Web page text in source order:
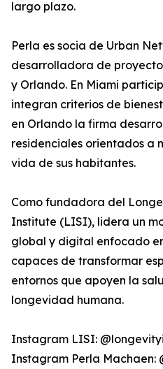
largo plazo.
Perla es socia de Urban
desarrolladora de
y Orlando. En Miami
integran criterios de
en Orlando la firma
residenciales orientados a
vida de sus habitantes.
Como fundadora del
Institute (LISI), lidera un
global y digital enfocado
capaces de transformar
entornos que apoyen la
longevidad humana.
Instagram LISI:
Instagram Perla Machaen: